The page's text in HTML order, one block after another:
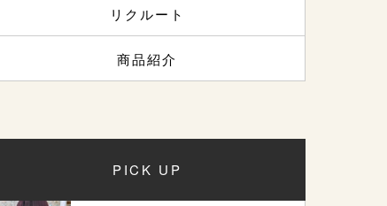
リクルート
商品紹介
PICK UP